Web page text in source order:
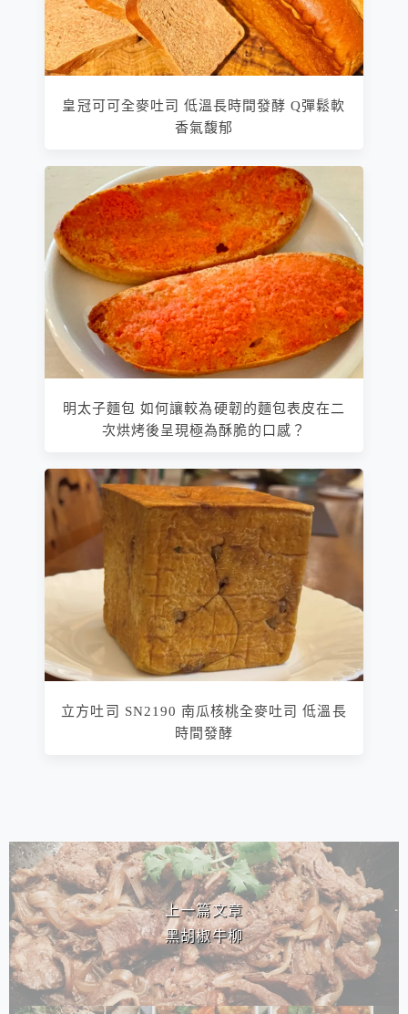
皇冠可可全麥吐司 低溫長時間發酵 Q彈鬆軟
香氣馥郁
明太子麵包 如何讓較為硬韌的麵包表皮在二
次烘烤後呈現極為酥脆的口感？
立方吐司 SN2190 南瓜核桃全麥吐司 低溫長
時間發酵
相連文章
上一篇文章
黑胡椒牛柳